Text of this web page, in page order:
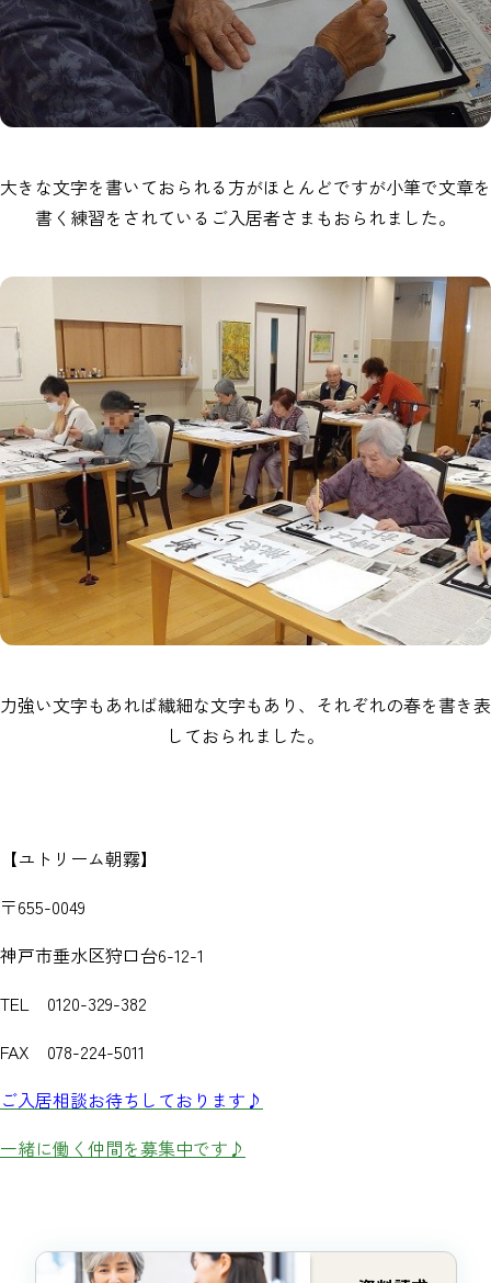
大きな文字を書いておられる方がほとんどですが小筆で文章を
書く練習をされているご入居者さまもおられました。
力強い文字もあれば繊細な文字もあり、それぞれの春を書き表
しておられました。
【ユトリーム朝霧】
〒655-0049
神戸市垂水区狩口台6-12-1
TEL 0120-329-382
FAX 078-224-5011
ご入居相談お待ちしております♪
一緒に働く仲間を募集中です♪